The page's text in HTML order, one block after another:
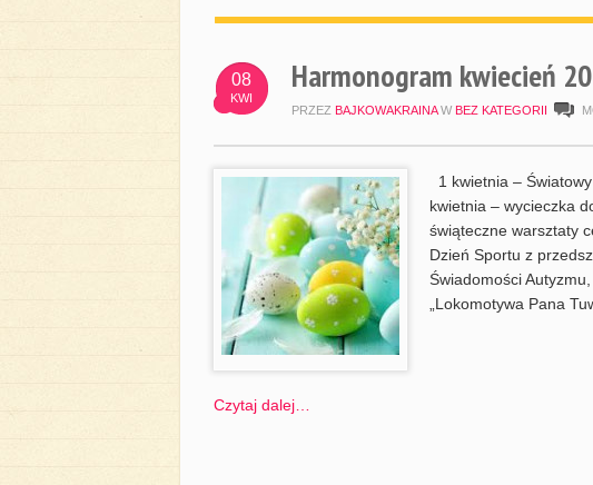
08
KWI
Harmonogram kwiecień
PRZEZ BAJKOWAKRAINA W BEZ KATEGORII
1 kwietnia –
kwietnia – wycieczka
świąteczne warsztaty
Dzień Sportu z
Świadomości
„Lokomotywa Pana
Czytaj dalej…